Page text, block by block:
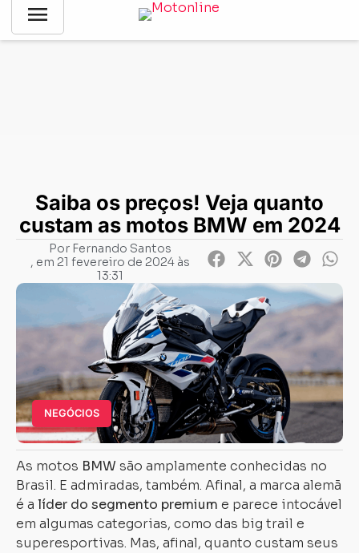
menu
Notícias
Saiba os preços! Veja quanto custam as
Saiba os preços! Veja quanto
custam as motos BMW em 2024
PorFernando Santos
, em 21 fevereiro de 2024 às
13:31
NEGÓCIOS
As motos BMW são amplamente conhecidas no
Brasil. E admiradas, também. Afinal, a marca alemã
é a líder do segmento premium e parece intocável
em algumas categorias, como das big trail e
superesportivas. Mas, afinal, quanto custam seus